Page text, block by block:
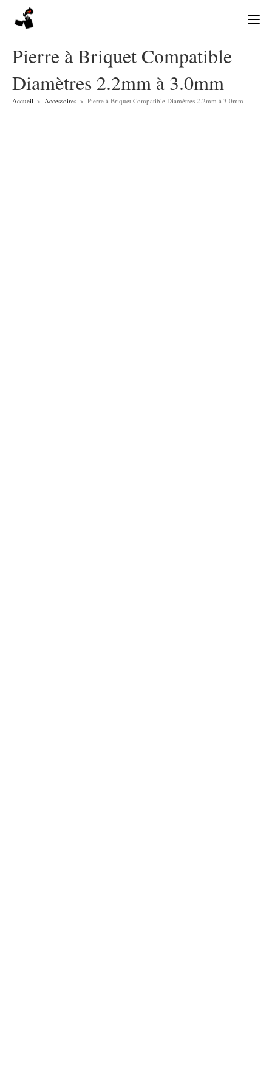
Pierre à Briquet Compatible
Diamètres 2.2mm à 3.0mm
Accueil > Accessoires > Pierre à Briquet Compatible Diamètres 2.2mm à 3.0mm